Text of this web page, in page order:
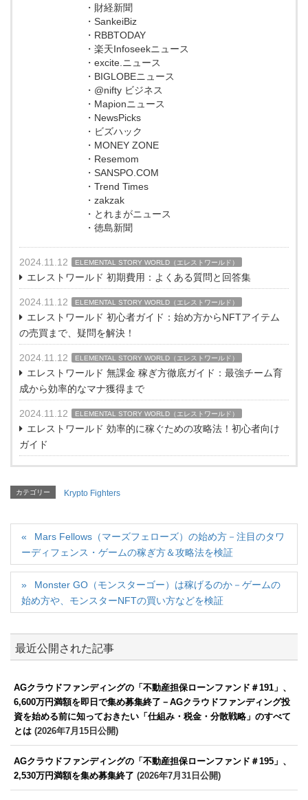
・財経新聞
・SankeiBiz
・RBBTODAY
・楽天Infoseekニュース
・excite.ニュース
・BIGLOBEニュース
・@nifty ビジネス
・Mapionニュース
・NewsPicks
・ビズハック
・MONEY ZONE
・Resemom
・SANSPO.COM
・Trend Times
・zakzak
・とれまがニュース
・徳島新聞
2024.11.12 ELEMENTAL STORY WORLD（エレストワールド）
エレストワールド 初期費用：よくある質問と回答集
2024.11.12 ELEMENTAL STORY WORLD（エレストワールド）
エレストワールド 初心者ガイド：始め方からNFTアイテム
の売買まで、疑問を解決！
2024.11.12 ELEMENTAL STORY WORLD（エレストワールド）
エレストワールド 無課金 稼ぎ方徹底ガイド：最強チーム育
成から効率的なマナ獲得まで
2024.11.12 ELEMENTAL STORY WORLD（エレストワールド）
エレストワールド 効率的に稼ぐための攻略法！初心者向け
ガイド
カテゴリー Krypto Fighters
Mars Fellows（マーズフェローズ）の始め方－注目のタワ
ーディフェンス・ゲームの稼ぎ方＆攻略法を検証
Monster GO（モンスターゴー）は稼げるのか－ゲームの
始め方や、モンスターNFTの買い方などを検証
最近公開された記事
AGクラウドファンディングの「不動産担保ローンファンド＃191」、
6,600万円満額を即日で集め募集終了－AGクラウドファンディング投
資を始める前に知っておきたい「仕組み・税金・分散戦略」のすべて
とは (2026年7月15日公開)
AGクラウドファンディングの「不動産担保ローンファンド＃195」、
2,530万円満額を集め募集終了 (2026年7月31日公開)